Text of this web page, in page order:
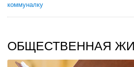
коммуналку
ОБЩЕСТВЕННАЯ